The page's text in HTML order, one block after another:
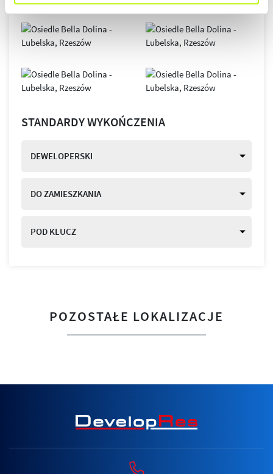
STANDARDY WYKOŃCZENIA
DEWELOPERSKI
DO ZAMIESZKANIA
POD KLUCZ
POZOSTAŁE LOKALIZACJE